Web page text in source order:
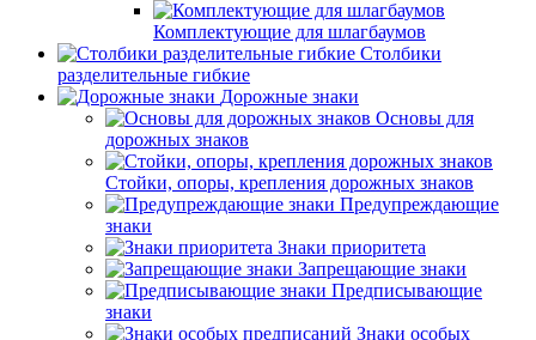
Комплектующие для шлагбаумов
Столбики
разделительные гибкие
Дорожные знаки
Основы для
дорожных знаков
Стойки, опоры, крепления дорожных знаков
Предупреждающие
знаки
Знаки приоритета
Запрещающие знаки
Предписывающие
знаки
Знаки особых